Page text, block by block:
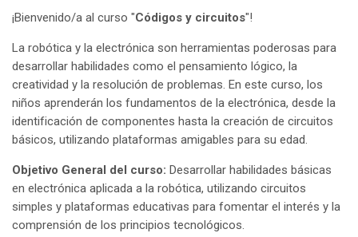
¡Bienvenido/a al curso "Códigos y circuitos"!
La robótica y la electrónica son herramientas poderosas para
desarrollar habilidades como el pensamiento lógico, la
creatividad y la resolución de problemas. En este curso, los
niños aprenderán los fundamentos de la electrónica, desde la
identificación de componentes hasta la creación de circuitos
básicos, utilizando plataformas amigables para su edad.
Objetivo General del curso: Desarrollar habilidades básicas
en electrónica aplicada a la robótica, utilizando circuitos
simples y plataformas educativas para fomentar el interés y la
comprensión de los principios tecnológicos.